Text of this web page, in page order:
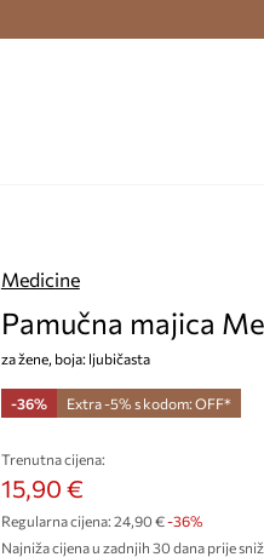
Medicine
Pamučna majica
za žene, boja: ljubičasta
-36% Extra -5% s kodom: OFF*
Trenutna cijena:
15,90 €
Regularna cijena: 24,90 €-36%
Najniža cijena u zadnjih 30 dana prije